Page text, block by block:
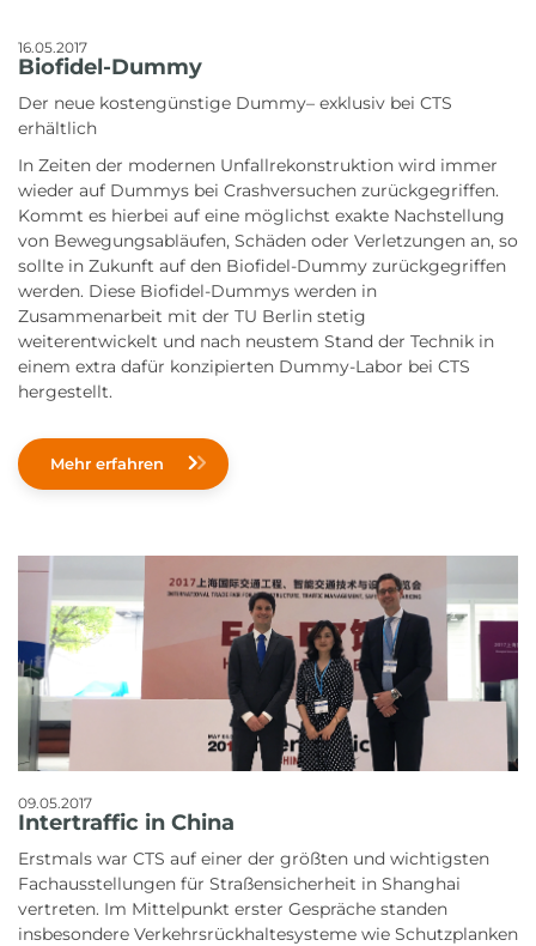
16.05.2017
Biofidel-Dummy
Der neue kostengünstige Dummy– exklusiv bei CTS
erhältlich
In Zeiten der modernen Unfallrekonstruktion wird immer
wieder auf Dummys bei Crashversuchen zurückgegriffen.
Kommt es hierbei auf eine möglichst exakte Nachstellung
von Bewegungsabläufen, Schäden oder Verletzungen an, so
sollte in Zukunft auf den Biofidel-Dummy zurückgegriffen
werden. Diese Biofidel-Dummys werden in
Zusammenarbeit mit der TU Berlin stetig
weiterentwickelt und nach neustem Stand der Technik in
einem extra dafür konzipierten Dummy-Labor bei CTS
hergestellt.
Mehr erfahren
09.05.2017
Intertraffic in China
Erstmals war CTS auf einer der größten und wichtigsten
Fachausstellungen für Straßensicherheit in Shanghai
vertreten. Im Mittelpunkt erster Gespräche standen
insbesondere Verkehrsrückhaltesysteme wie Schutzplanken